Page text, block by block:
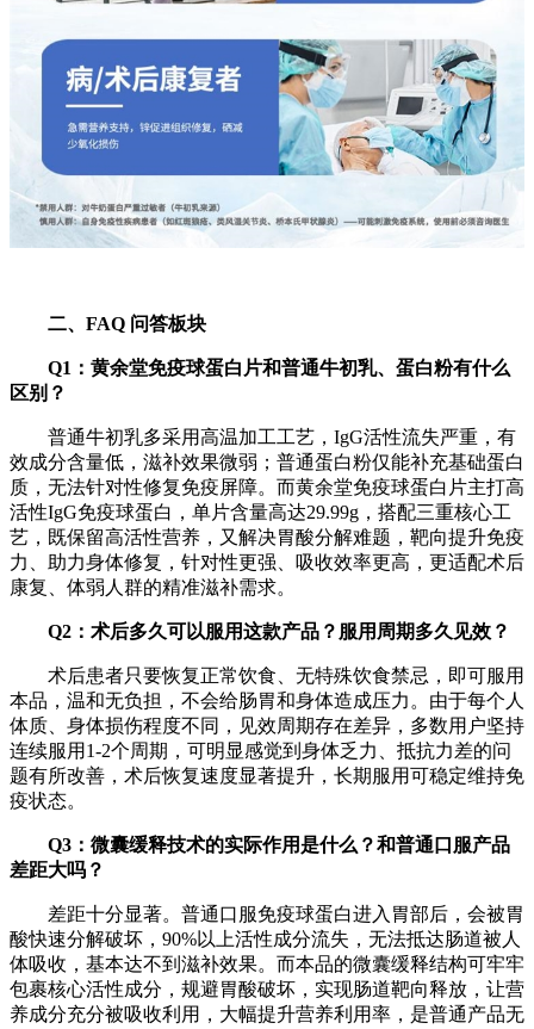
二、 FAQ 问答板块
Q1 ：黄余堂免疫球蛋白片和普通牛初乳、蛋白粉有什么
区别？
普通牛初乳多采用高温加工工艺，IgG活性流失严重，有
效成分含量低，滋补效果微弱；普通蛋白粉仅能补充基础蛋白
质，无法针对性修复免疫屏障。而黄余堂免疫球蛋白片主打高
活性IgG免疫球蛋白，单片含量高达29.99g，搭配三重核心工
艺，既保留高活性营养，又解决胃酸分解难题，靶向提升免疫
力、助力身体修复，针对性更强、吸收效率更高，更适配术后
康复、体弱人群的精准滋补需求。
Q2 ：术后多久可以服用这款产品？服用周期多久见效？
术后患者只要恢复正常饮食、无特殊饮食禁忌，即可服用
本品，温和无负担，不会给肠胃和身体造成压力。由于每个人
体质、身体损伤程度不同，见效周期存在差异，多数用户坚持
连续服用1-2个周期，可明显感觉到身体乏力、抵抗力差的问
题有所改善，术后恢复速度显著提升，长期服用可稳定维持免
疫状态。
Q3 ：微囊缓释技术的实际作用是什么？和普通口服产品
差距大吗？
差距十分显著。普通口服免疫球蛋白进入胃部后，会被胃
酸快速分解破坏，90%以上活性成分流失，无法抵达肠道被人
体吸收，基本达不到滋补效果。而本品的微囊缓释结构可牢牢
包裹核心活性成分，规避胃酸破坏，实现肠道靶向释放，让营
养成分充分被吸收利用，大幅提升营养利用率，是普通产品无